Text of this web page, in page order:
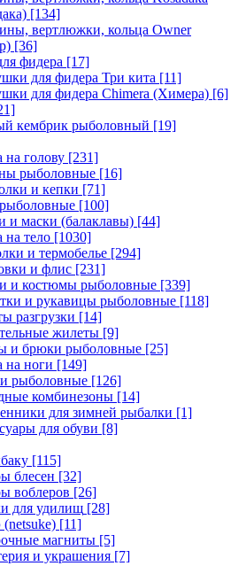
[134]
вертлюжки, кольца Owner
[36]
фидера [17]
для фидера Три кита [11]
для фидера Chimera (Химера) [6]
кембрик рыболовный [19]
голову [231]
рыболовные [16]
и кепки [71]
[100]
и маски (балаклавы) [44]
на тело [1030]
и термобелье [294]
и флис [231]
и костюмы рыболовные [339]
и рукавицы рыболовные [118]
разгрузки [14]
жилеты [9]
и брюки рыболовные [25]
на ноги [149]
рыболовные [126]
комбинезоны [14]
для зимней рыбалки [1]
для обуви [8]
[115]
блесен [32]
воблеров [26]
для удилищ [28]
[11]
магниты [5]
и украшения [7]